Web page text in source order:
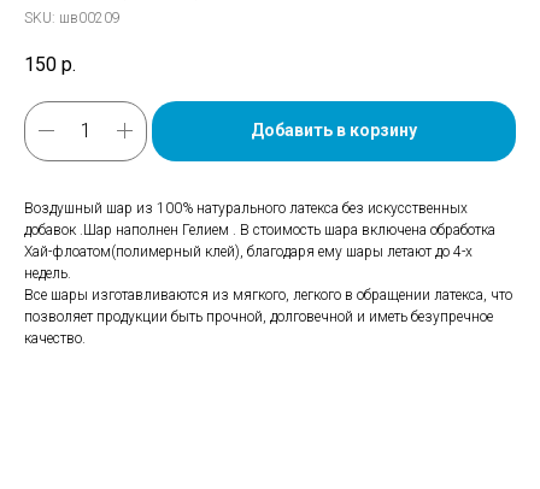
SKU: шв00209
150 р.
Добавить в корзину
Воздушный шар из 100% натурального латекса без искусственных
добавок .Шар наполнен Гелием . В стоимость шара включена обработка
Хай-флоатом(полимерный клей), благодаря ему шары летают до 4-х
недель.
Все шары изготавливаются из мягкого, легкого в обращении латекса, что
позволяет продукции быть прочной, долговечной и иметь безупречное
качество.